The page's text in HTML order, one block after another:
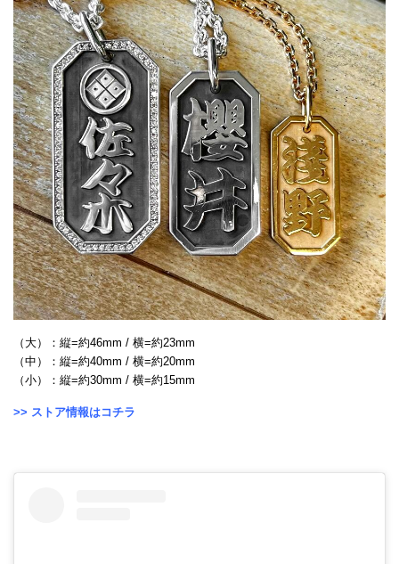
（大）：縦=約46mm / 横=約23mm
（中）：縦=約40mm / 横=約20mm
（小）：縦=約30mm / 横=約15mm
>> ストア情報はコチラ